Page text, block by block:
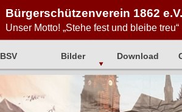
BSV Bilder Download
Bürgerschützenverein 1862
Unser Motto! „Stehe fest und bleibe treu“